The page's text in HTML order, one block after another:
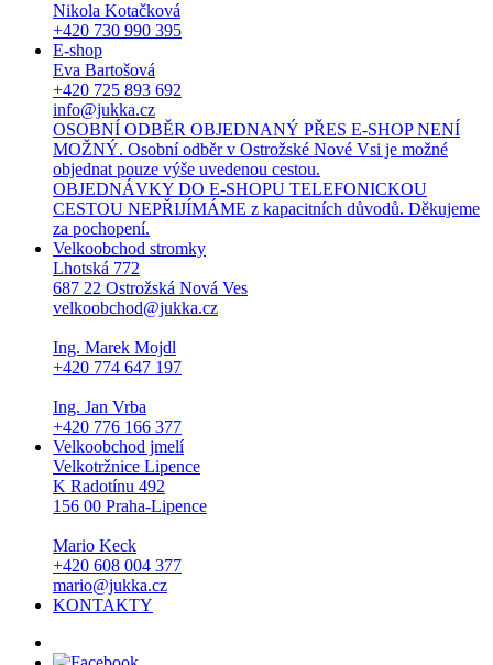
Nikola Kotačková
+420 730 990 395
E-shop
Eva Bartošová
+420 725 893 692
info@jukka.cz
OSOBNÍ ODBĚR OBJEDNANÝ PŘES E-SHOP NENÍ
MOŽNÝ. Osobní odběr v Ostrožské Nové Vsi je možné
objednat pouze výše uvedenou cestou.
OBJEDNÁVKY DO E-SHOPU TELEFONICKOU
CESTOU NEPŘIJÍMÁME z kapacitních důvodů. Děkujeme
za pochopení.
Velkoobchod stromky
Lhotská 772
687 22 Ostrožská Nová Ves
velkoobchod@jukka.cz
Ing. Marek Mojdl
+420 774 647 197
Ing. Jan Vrba
+420 776 166 377
Velkoobchod jmelí
Velkotržnice Lipence
K Radotínu 492
156 00 Praha-Lipence
Mario Keck
+420 608 004 377
mario@jukka.cz
KONTAKTY